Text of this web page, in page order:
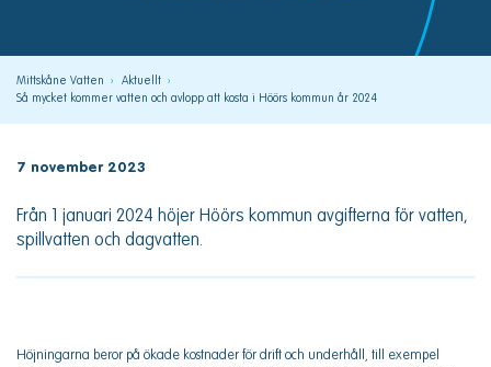
Mittskåne Vatten
Aktuellt
Så mycket kommer vatten och avlopp att kosta i Höörs kommun år 2024
7 november 2023
Från 1 januari 2024 höjer Höörs kommun avgifterna för vatten,
spillvatten och dagvatten.
Höjningarna beror på ökade kostnader för drift och underhåll, till exempel